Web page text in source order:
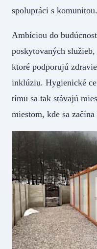
spolupráci s komunitou.
Ambíciou do
poskytovaných
ktoré podporujú
inklúziu. Hygienické
tímu sa tak stávajú
miestom, kde sa